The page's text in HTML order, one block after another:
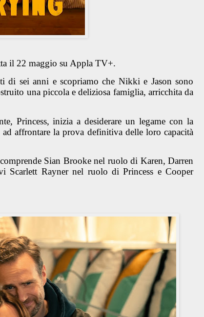
il 22 maggio su Appla TV+.
di sei anni e scopriamo che Nikki e Jason sono
una piccola e deliziosa famiglia, arricchita da
Princess, inizia a desiderare un legame con la
affrontare la prova definitiva delle loro capacità
Sian Brooke nel ruolo di Karen, Darren
Rayner nel ruolo di Princess e Cooper